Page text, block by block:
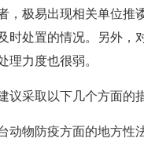
，极易出现相关单位推
时处置的情况。另外，
理力度也很弱。
议采取以下几个方面的
动物防疫方面的地方性